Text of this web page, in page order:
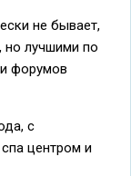
не бывает,
но лучшими по
и форумов
с
центром и